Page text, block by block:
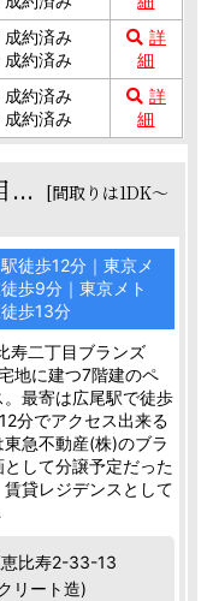
成約済み
成約済み
詳
細
成約済み
成約済み
詳
細
...
[間取りは1DK～
徒歩12分｜東京メ
歩9分｜東京メト
歩13分
寿二丁目ブランズ
地に建つ7階建のペ
最寄は広尾駅で徒歩
分でアクセス出来る
急不動産(株)のブラ
して分譲予定だった
貸レジデンスとして
比寿2-33-13
リート造)